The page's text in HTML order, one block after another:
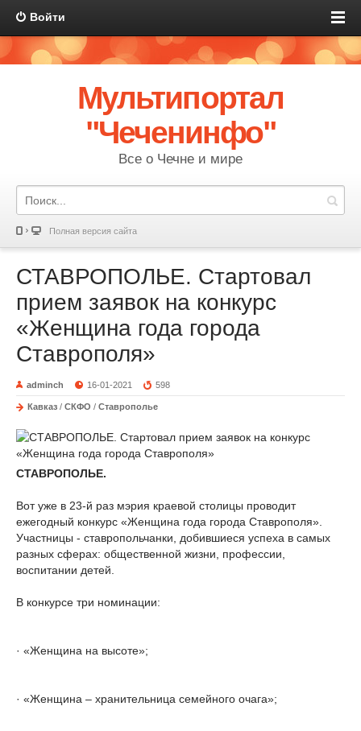
Войти
Мультипортал
"Чеченинфо"
Все о Чечне и мире
Полная версия сайта
СТАВРОПОЛЬЕ. Стартовал
прием заявок на конкурс
«Женщина года города
Ставрополя»
adminch 16-01-2021 598
Кавказ / СКФО / Ставрополье
СТАВРОПОЛЬЕ.
Вот уже в 23-й раз мэрия краевой столицы проводит
ежегодный конкурс «Женщина года города Ставрополя».
Участницы - ставропольчанки, добившиеся успеха в самых
разных сферах: общественной жизни, профессии,
воспитании детей.
В конкурсе три номинации:
· «Женщина на высоте»;
· «Женщина – хранительница семейного очага»;